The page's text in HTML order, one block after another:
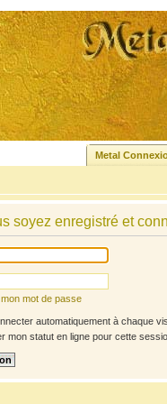
Metal
soyez enregistré et
mon mot de passe
automatiquement à chaque
mon statut en ligne pour cette